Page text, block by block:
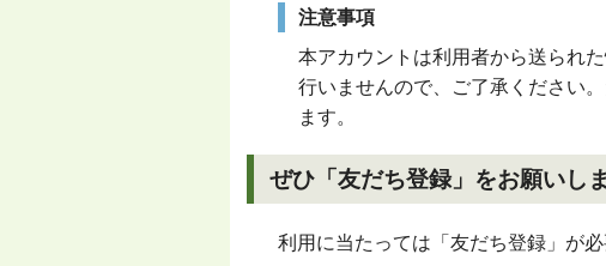
注意事項
本アカウントは利用者から送られ
行いませんので、ご了承ください
ます。
ぜひ「友だち登録」をお願いし
利用に当たっては「友だち登録」が必